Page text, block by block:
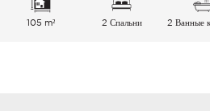
105 m² 2 Спальни 2 Ванные